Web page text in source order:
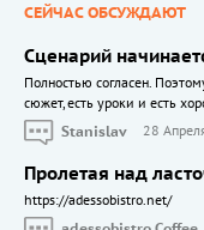
СЕЙЧАС ОБСУЖДАЮТ
Сценарий
Полностью согласен.
сюжет, есть уроки и есть
Stanislav
28
Пролетая над
https://adessobistro.net/